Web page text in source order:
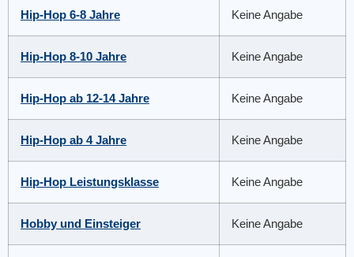
Hip-Hop 6-8 Jahre Keine Angabe
Hip-Hop 8-10 Jahre Keine Angabe
Hip-Hop ab 12-14 Jahre Keine Angabe
Hip-Hop ab 4 Jahre Keine Angabe
Hip-Hop Leistungsklasse Keine Angabe
Hobby und Einsteiger Keine Angabe